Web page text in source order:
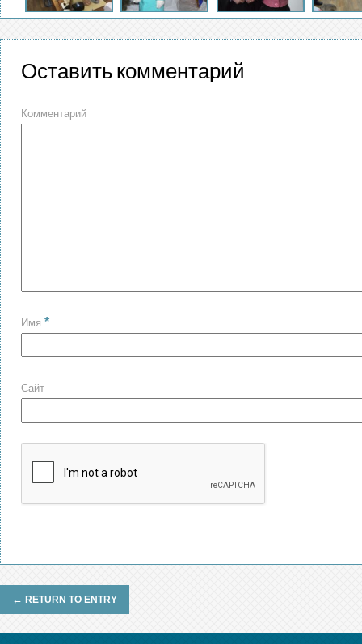
Оставить комментарий
Комментарий
Имя *
Сайт
← RETURN TO ENTRY